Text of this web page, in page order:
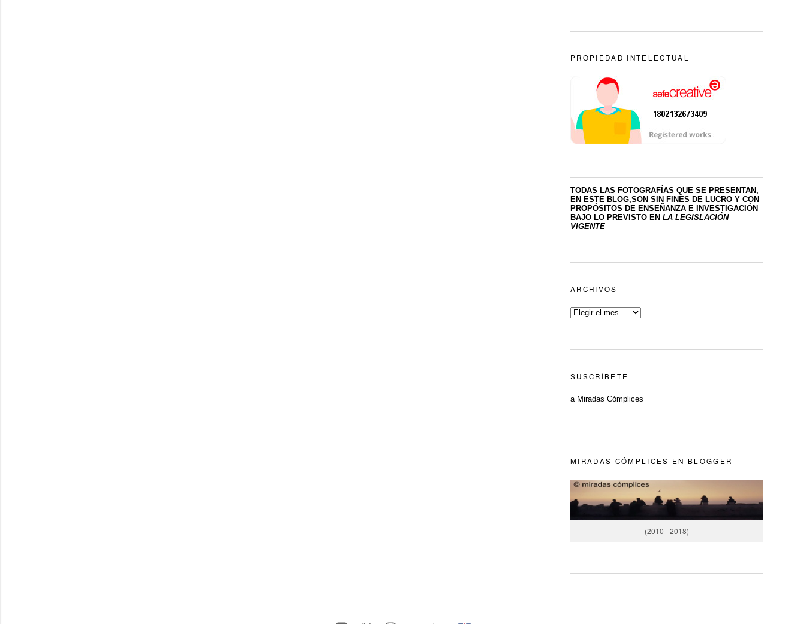
PROPIEDAD INTELECTUAL
TODAS LAS FOTOGRAFÍAS QUE SE PRESENTAN,
EN ESTE BLOG,SON SIN FINES DE LUCRO Y CON
PROPÓSITOS DE ENSEÑANZA E INVESTIGACIÓN
BAJO LO PREVISTO EN LA LEGISLACIÓN
VIGENTE
ARCHIVOS
SUSCRÍBETE
a Miradas Cómplices
MIRADAS CÓMPLICES EN BLOGGER
(2010 - 2018)